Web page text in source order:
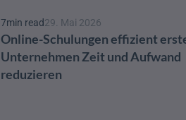
7min read29. Mai 2026
Online-Schulungen effizient
Unternehmen Zeit und Aufwand
reduzieren